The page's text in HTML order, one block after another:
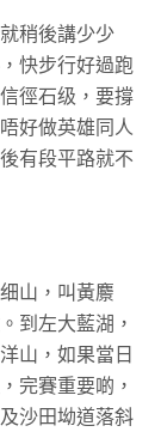
稍後講少少
快步行好過跑
徑石级，要撐
好做英雄同人
有段平路就不
山，叫黃麖
到左大藍湖，
山，如果當日
完賽重要啲，
沙田坳道落斜